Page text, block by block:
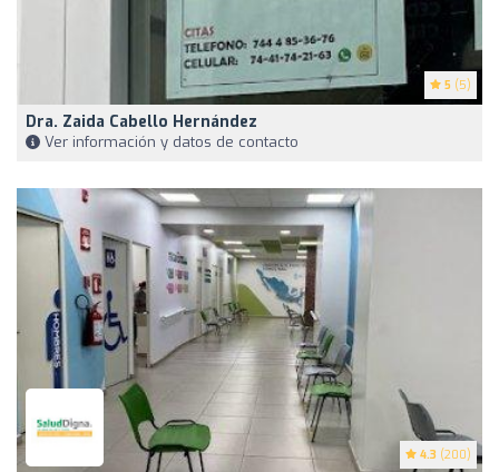
5 (5)
Dra. Zaida Cabello Hernández
Ver información y datos de contacto
4.3 (200)